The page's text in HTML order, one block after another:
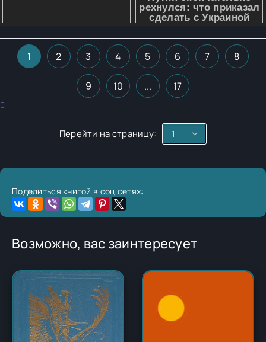
1 2 3 4 5 6 7 8
9 10 ... 17
Перейти на страницу:
Поделиться книгой в соц сетях:
Возможно, вас заинтересует